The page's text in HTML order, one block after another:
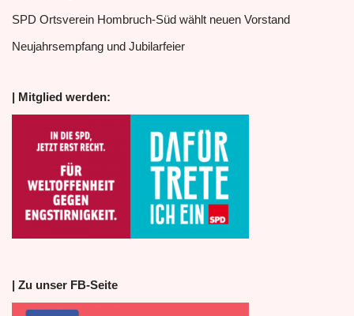
SPD Ortsverein Hombruch-Süd wählt neuen Vorstand
Neujahrsempfang und Jubilarfeier
| Mitglied werden:
| Zu unser FB-Seite